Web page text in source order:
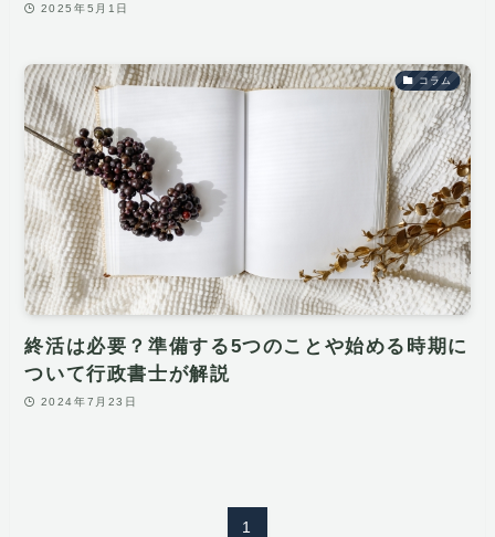
2025年5月1日
コラム
終活は必要？準備する5つのことや始める時期に
ついて行政書士が解説
2024年7月23日
1